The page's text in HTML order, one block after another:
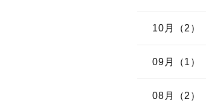
10月（2）
09月（1）
08月（2）